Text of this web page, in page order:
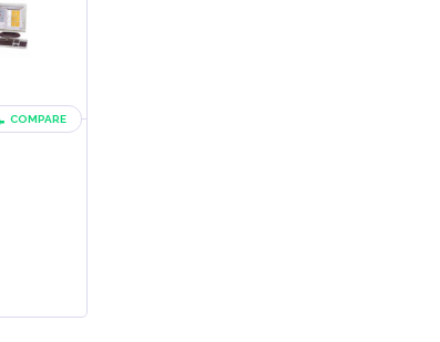
COMPARE